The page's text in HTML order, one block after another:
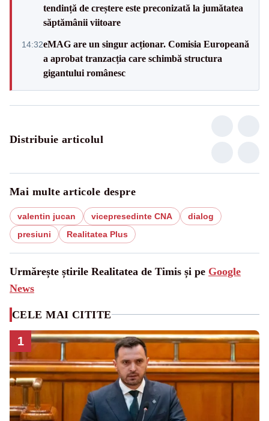
tendință de creștere este preconizată la jumătatea
săptămânii viitoare
14:32eMAG are un singur acționar. Comisia Europeană
a aprobat tranzacția care schimbă structura
gigantului românesc
Distribuie articolul
Mai multe articole despre
valentin jucan vicepresedinte CNA
dialog
presiuni
Realitatea Plus
Urmărește știrile Realitatea de Timis și pe Google
News
CELE MAI CITITE
1